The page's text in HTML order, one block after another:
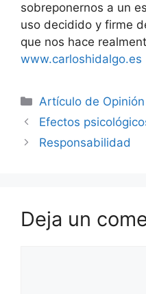
sobreponernos a un
uso decidido y firme
que nos hace
www.carloshidalgo.es
Artículo de Opinión
Efectos
Responsabilidad
Deja un